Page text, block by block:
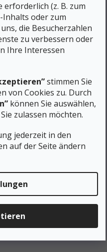
(z. B. zum
Inhalts oder zum
die Besucherzahlen
zu verbessern oder
Ihre Interessen
stimmen Sie
von Cookies zu. Durch
können Sie auswählen,
zulassen möchten.
jederzeit in den
auf der Seite ändern
XL (42-43)
In den Warenkorb